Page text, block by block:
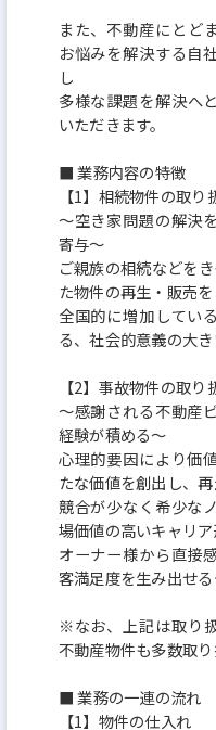
また、不動産にとど
お悩みを解決する自
し
多様な課題を解決へ
いただきます。
■ 業務内容の特徴
【1】相続物件の取り
～空き家問題の解決
寄与～
ご親族の相続などを
た物件の再生・販売を
全国的に増加してい
る、社会的意義の大き
【2】事故物件の取り
～感謝される不動産
経験が積める～
心理的要因により価
たな価値を創出し、再
競合が少なく希少な
場価値の高いキャリア
オーナー様から直接
客満足度を生み出せる
※なお、上記は取り
不動産物件も多数取り
■ 業務の一連の流れ
【1】物件の仕入れ